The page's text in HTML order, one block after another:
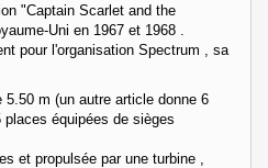
"Captain Scarlet and the
Uni en 1967 et 1968 .
pour l'organisation Spectrum , sa
m (un autre article donne 6
équipées de sièges
et propulsée par une turbine ,